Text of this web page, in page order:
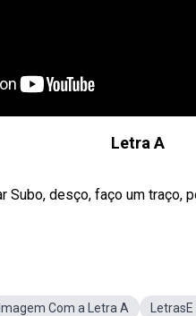
Letra A
desço, faço um traço,
Imagem Com a Letra A